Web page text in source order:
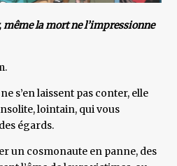
la mort ne l’impressionne
s’en laissent pas conter, elle
lointain, qui vous
égards.
un cosmonaute en panne, des